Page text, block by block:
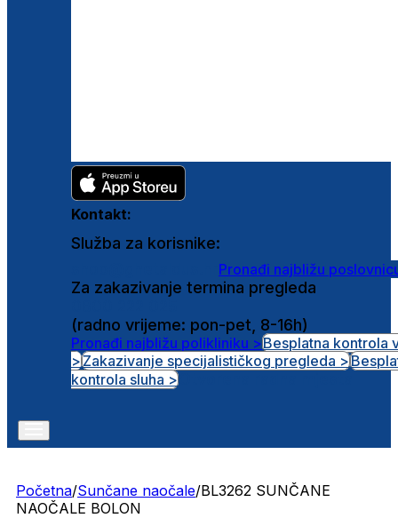
Kontakt:
Služba za korisnike:
Pronađi najbližu
Za zakazivanje termina pregleda
(radno vrijeme: pon-pet, 8-16h)
Pronađi najbližu polikliniku >Besplatna kontrola
>Zakazivanje specijalističkog pregleda >
kontrola sluha >
Početna/Sunčane naočale/BL3262 SUNČANE
NAOČALE BOLON